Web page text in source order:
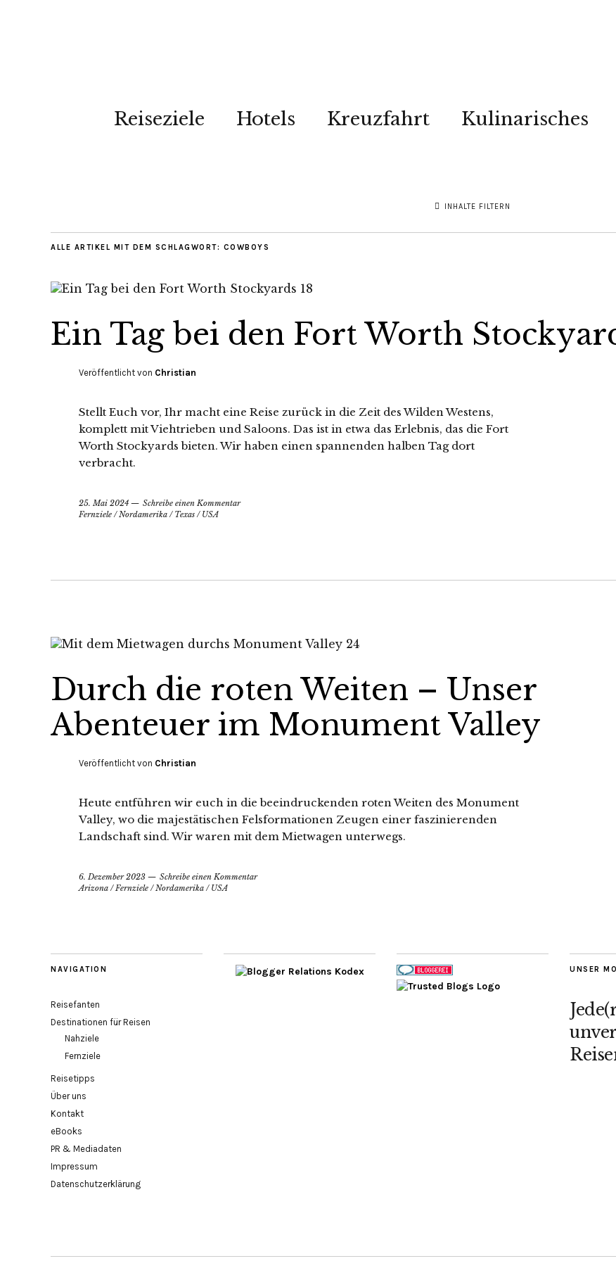
Reiseziele Hotels Kreuzfahrt Kulinarisches
INHALTE FILTERN
ALLE ARTIKEL MIT DEM SCHLAGWORT: COWBOYS
Ein Tag bei den Fort Worth
Veröffentlicht von Christian
Stellt Euch vor, Ihr macht eine Reise zurück in die Zeit des Wilden Westens,
komplett mit Viehtrieben und Saloons. Das ist in etwa das Erlebnis, das die Fort
Worth Stockyards bieten. Wir haben einen spannenden halben Tag dort
verbracht.
25. Mai 2024
Schreibe einen Kommentar
Fernziele /Nordamerika / Texas / USA
Durch die roten Weiten – Unser
Abenteuer im Monument Valley
Veröffentlicht von Christian
Heute entführen wir euch in die beeindruckenden roten Weiten des Monument
Valley, wo die majestätischen Felsformationen Zeugen einer faszinierenden
Landschaft sind. Wir waren mit dem Mietwagen unterwegs.
6. Dezember 2023
Schreibe einen Kommentar
Arizona /Fernziele /Nordamerika / USA
NAVIGATION
Reisefanten
Destinationen für Reisen
Nahziele
Fernziele
Reisetipps
Über uns
Kontakt
eBooks
PR & Mediadaten
Impressum
Datenschutzerklärung
UNSER